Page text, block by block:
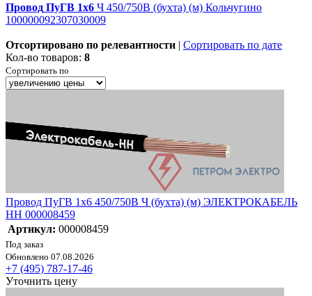
Провод ПуГВ 1х6 Ч 450/750В (бухта) (м) Кольчугино
100000092307030009
Отсортировано по релевантности | Сортировать по дате
Кол-во товаров: 8
Сортировать по
Провод ПуГВ 1х6 450/750В Ч (бухта) (м) ЭЛЕКТРОКАБЕЛЬ
НН 000008459
Артикул: 000008459
Под заказ
Обновлено 07.08.2026
+7 (495) 787-17-46
Уточнить цену